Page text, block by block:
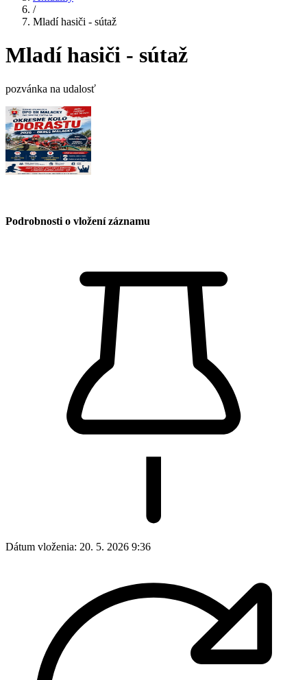
/
Mladí hasiči - sútaž
Mladí hasiči - sútaž
pozvánka na udalosť
Podrobnosti o vložení záznamu
Dátum vloženia: 20. 5. 2026 9:36